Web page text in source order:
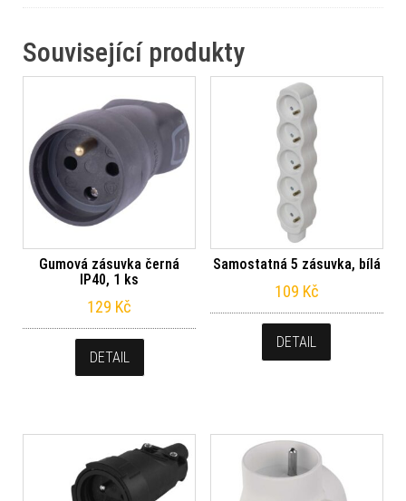
Související produkty
Gumová zásuvka černá
IP40, 1 ks
129 Kč
DETAIL
Samostatná 5 zásuvka, bílá
109 Kč
DETAIL